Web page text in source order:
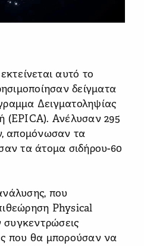
αυτό το
δείγματα
Δειγματοληψίας
(EPICA). Ανέλυσαν 295
απομόνωσαν τα
τα άτομα σιδήρου-60
που
Physical
που θα μπορούσαν να